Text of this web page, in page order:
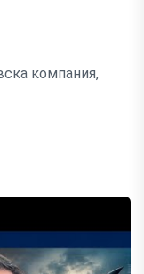
компания,